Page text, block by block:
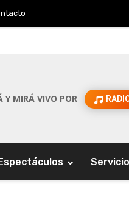
Y MIRÁ VIVO POR
Espectáculos